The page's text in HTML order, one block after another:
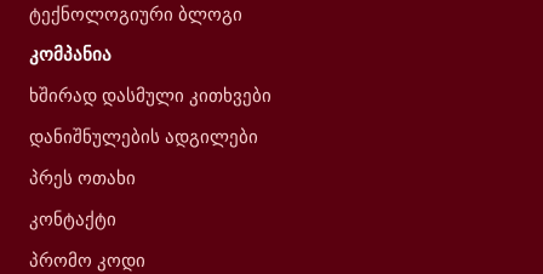
ტექნოლოგიური ბლოგი
კომპანია
ხშირად დასმული კითხვები
დანიშნულების ადგილები
პრეს ოთახი
კონტაქტი
პრომო კოდი